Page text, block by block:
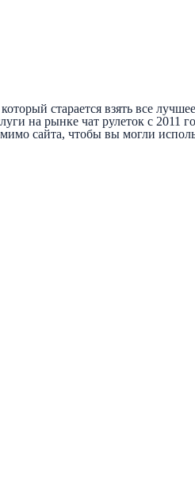
старается взять все
на рынке чат рулеток с
сайта, чтобы вы могли